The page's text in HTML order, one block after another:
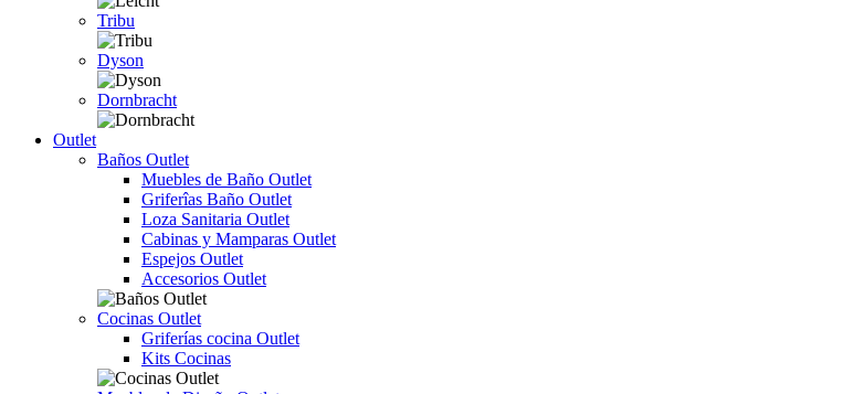
Tribu
Dyson
Dornbracht
Outlet
Baños Outlet
Muebles de Baño Outlet
Griferîas Baño Outlet
Loza Sanitaria Outlet
Cabinas y Mamparas Outlet
Espejos Outlet
Accesorios Outlet
Cocinas Outlet
Griferías cocina Outlet
Kits Cocinas